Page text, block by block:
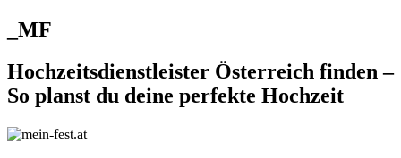
_MF
Hochzeitsdienstleister Österreich finden –
So planst du deine perfekte Hochzeit